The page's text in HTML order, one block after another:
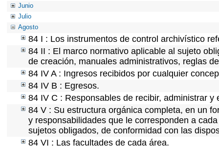
Junio
Julio
Agosto
84 I : Los instrumentos de control archivístico
84 II : El marco normativo aplicable al sujeto
de creación, manuales administrativos, reglas
84 IV A : Ingresos recibidos por cualquier
84 IV B : Egresos.
84 IV C : Responsables de recibir, administrar y
84 V : Su estructura orgánica completa, en un
y responsabilidades que le corresponden a
sujetos obligados, de conformidad con las
84 VI : Las facultades de cada área.